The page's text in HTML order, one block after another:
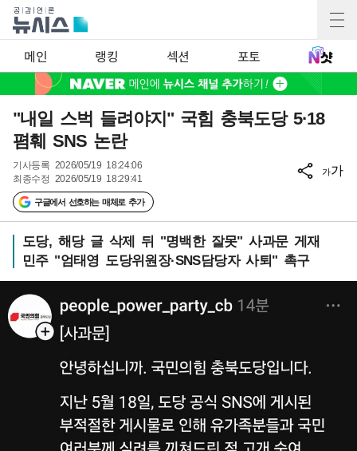
메인 랭킹 섹션 포토
"내일 스벅 들려야지" 국힘 충북도당 5·18
폄훼 SNS 논란
기사등록 2026/05/19 18:24:06
최종수정 2026/05/19 18:29:41
구글에서 선호하는 매체로 추가
가가
도당, 해당 글 삭제 뒤 "명백한 잘못" 사과문 게재
민주 "엄태영 도당위원장·SNS담당자 사퇴" 촉구